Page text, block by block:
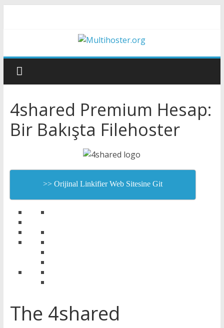
4shared Premium Hesap:
Bir Bakışta Filehoster
>> Orijinal Linkifier Web Sitesine Git
The 4shared